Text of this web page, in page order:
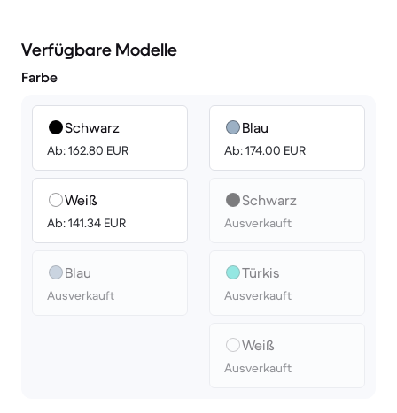
Verfügbare Modelle
Farbe
Schwarz
Ab: 162.80 EUR
Weiß
Ab: 141.34 EUR
Blau
Ausverkauft
Blau
Ab: 174.00 EUR
Schwarz
Ausverkauft
Türkis
Ausverkauft
Weiß
Ausverkauft